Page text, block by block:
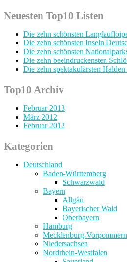
Neuesten Top10 Listen
Die zehn schönsten
Die zehn schönsten Inseln
Die zehn schönsten
Die zehn beeindruckensten
Die zehn spektakulärsten Halden
Top10 Archiv
Februar 2013
März 2012
Februar 2012
Kategorien
Deutschland
Baden-Württemberg
Schwarzwald
Bayern
Allgäu
Bayerischer Wald
Oberbayern
Hamburg
Mecklenburg-Vorpommern
Niedersachsen
Nordrhein-Westfalen